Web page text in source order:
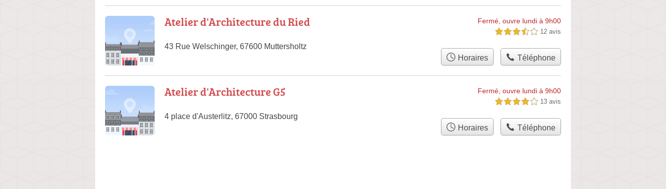
Atelier d'Architecture du Ried
43 Rue Welschinger, 67600 Muttersholtz
Fermé, ouvre lundi à 9h00
3,5 étoiles sur 5 12 avis
Horaires Téléphone
Atelier d'Architecture G5
4 place d'Austerlitz, 67000 Strasbourg
Fermé, ouvre lundi à 9h00
4,0 étoiles sur 5 13 avis
Horaires Téléphone